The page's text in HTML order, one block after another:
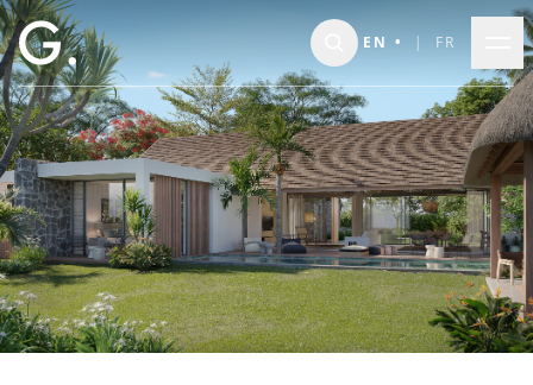
Skip to main content
EN• | FR